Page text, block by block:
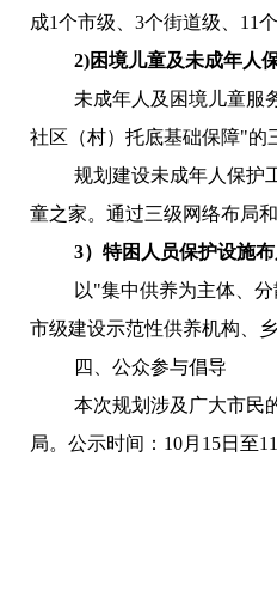
成1个市级、 3个街道级、 11
2)困境儿童及未成年人
未成年人及困境儿童服
社区（村）托底基础保障"的
规划建设未成年人保护
童之家。通过三级网络布局
3）特困人员保护设施布
以"集中供养为主体、
市级建设示范性供养机构、
四、公众参与倡导
本次规划涉及广大市民
局。公示时间： 10月 15日至11